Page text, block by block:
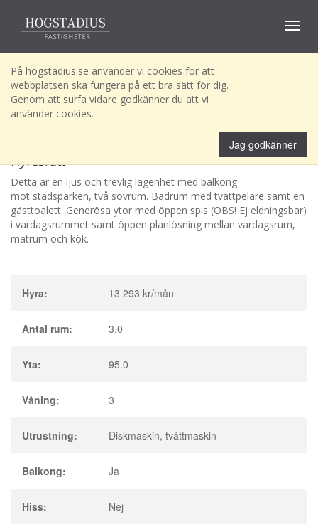
På hogstadius.se använder vi cookies för att
webbplatsen ska fungera på ett bra sätt för dig.
Genom att surfa vidare godkänner du att vi
använder cookies.
Jag godkänner
Toggle
Omgående!
Hyresrätt
Detta är en ljus och trevlig lägenhet med balkong
mot stadsparken, två sovrum. Badrum med tvättpelare samt en
gästtoalett. Generösa ytor med öppen spis (OBS! Ej eldningsbar)
i vardagsrummet samt öppen planlösning mellan vardagsrum,
matrum och kök.
Hyra: 13 293 kr/mån
Antal rum: 3.0
Yta: 95.0
Våning: 3
Utrustning: Diskmaskin, tvättmaskin
Balkong: Ja
Hiss: Nej